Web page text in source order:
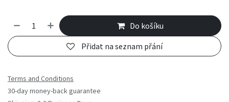
Do košíku
Přidat na seznam přání
Terms and Conditions
30-day money-back guarantee